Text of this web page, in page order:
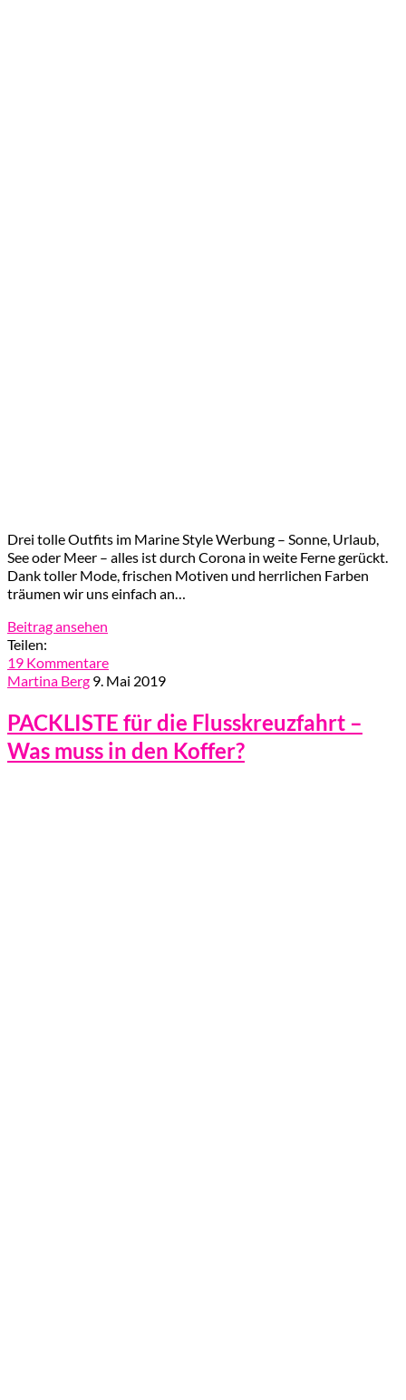
Drei tolle Outfits im Marine Style Werbung – Sonne, Urlaub,
See oder Meer – alles ist durch Corona in weite Ferne gerückt.
Dank toller Mode, frischen Motiven und herrlichen Farben
träumen wir uns einfach an…
Beitrag ansehen
Teilen:
19 Kommentare
Martina Berg 9. Mai 2019
PACKLISTE für die Flusskreuzfahrt –
Was muss in den Koffer?